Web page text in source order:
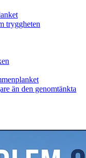
tryggheten
planket
än den genomtänkta